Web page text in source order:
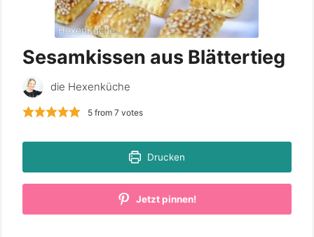
Sesamkissen aus Blättertieg
die Hexenküche
5from 7 votes
Drucken
Jetzt pinnen!